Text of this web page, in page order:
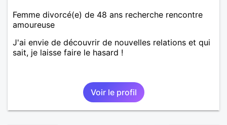
Femme divorcé(e) de 48 ans recherche rencontre
amoureuse
J'ai envie de découvrir de nouvelles relations et qui
sait, je laisse faire le hasard !
Voir le profil